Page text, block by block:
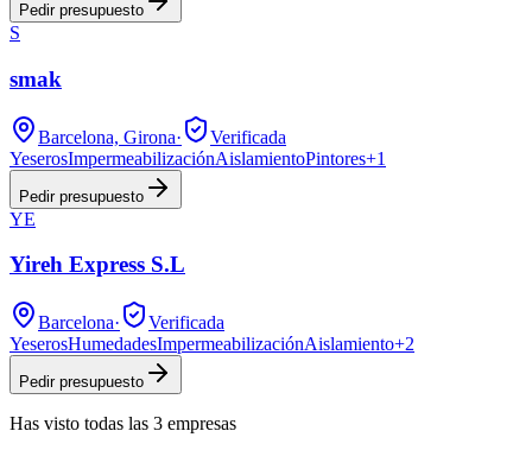
Pedir presupuesto
S
smak
Barcelona, Girona·
Verificada
YeserosImpermeabilizaciónAislamientoPintores+1
Pedir presupuesto
YE
Yireh Express S.L
Barcelona·
Verificada
YeserosHumedadesImpermeabilizaciónAislamiento+2
Pedir presupuesto
Has visto todas las 3 empresas